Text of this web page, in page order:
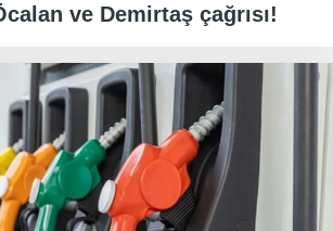
ve Demirtaş çağrısı!